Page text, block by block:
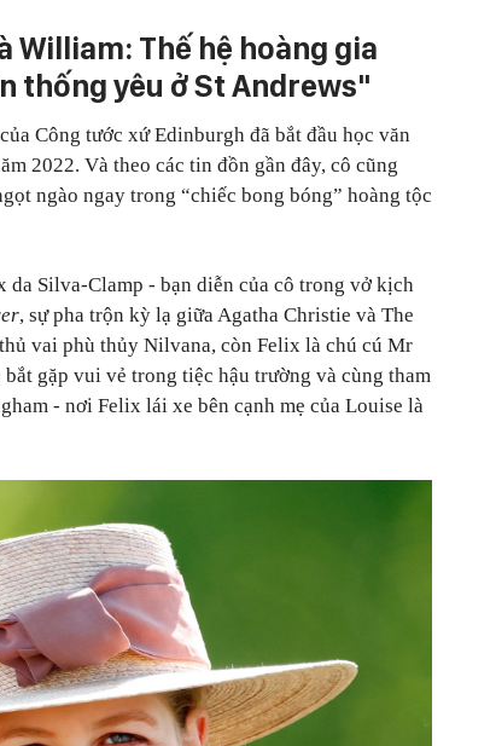
William: Thế hệ hoàng gia
thống yêu ở St Andrews"
Công tước xứ Edinburgh đã bắt đầu học văn
2022. Và theo các tin đồn gần đây, cô cũng
ngào ngay trong “chiếc bong bóng” hoàng tộc
da Silva-Clamp - bạn diễn của cô trong vở kịch
, sự pha trộn kỳ lạ giữa Agatha Christie và The
vai phù thủy Nilvana, còn Felix là chú cú Mr
gặp vui vẻ trong tiệc hậu trường và cùng tham
- nơi Felix lái xe bên cạnh mẹ của Louise là